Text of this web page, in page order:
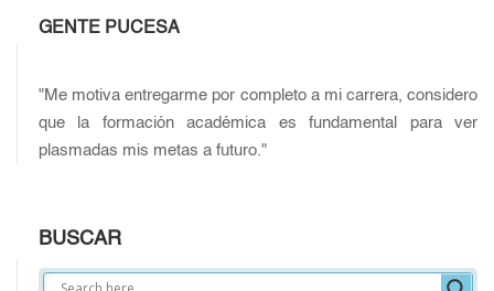
GENTE PUCESA
"Me motiva entregarme por completo a mi carrera, considero
que la formación académica es fundamental para ver
plasmadas mis metas a futuro."
BUSCAR